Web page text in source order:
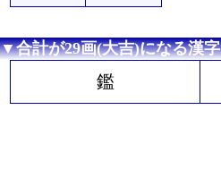
▼合計が29画(大吉)になる漢字
鑑